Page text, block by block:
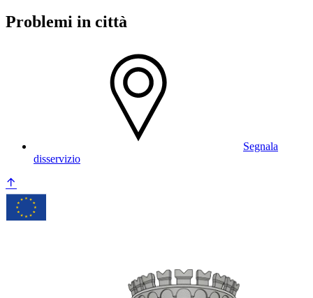
Problemi in città
Segnala
disservizio